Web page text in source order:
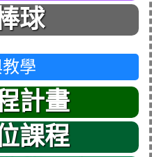
球
學
計畫
課程